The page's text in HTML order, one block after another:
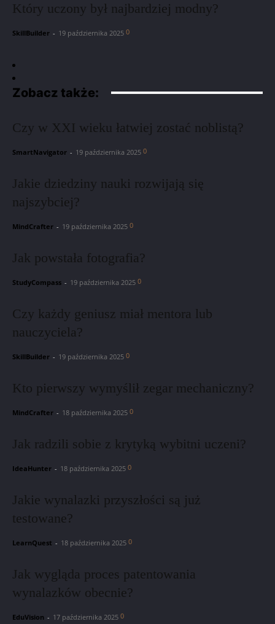
Który uczony był najbardziej modny?
SkillBuilder - 19 października 2025 0
Zobacz także:
Czy w XXI wieku łatwiej zostać noblistą?
SmartNavigator - 19 października 2025 0
Jakie dziedziny nauki rozwijają się
najszybciej?
MindCrafter - 19 października 2025 0
Jak powstała fotografia?
StudyCompass - 19 października 2025 0
Czy każdy geniusz miał mentora lub
nauczyciela?
SkillBuilder - 19 października 2025 0
Kto pierwszy wymyślił zegar mechaniczny?
MindCrafter - 18 października 2025 0
Jak radzili sobie z krytyką wybitni uczeni?
IdeaHunter - 18 października 2025 0
Jakie wynalazki przyszłości są już
testowane?
LearnQuest - 18 października 2025 0
Jak wygląda proces patentowania
wynalazków obecnie?
EduVision - 17 października 2025 0